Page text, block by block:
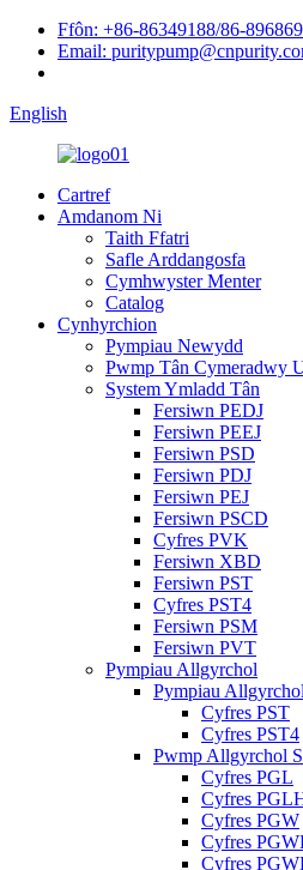
Ffôn: +86-86349188/86-
Email:
English
Cartref
Amdanom Ni
Taith Ffatri
Safle Arddangosfa
Cymhwyster Menter
Catalog
Cynhyrchion
Pympiau Newydd
Pwmp Tân Cymeradwy
System Ymladd Tân
Fersiwn PEDJ
Fersiwn PEEJ
Fersiwn PSD
Fersiwn PDJ
Fersiwn PEJ
Fersiwn PSCD
Cyfres PVK
Fersiwn XBD
Fersiwn PST
Cyfres PST4
Fersiwn PSM
Fersiwn PVT
Pympiau Allgyrchol
Pympiau
Cyfres PST
Cyfres PST4
Pwmp Allgyrchol
Cyfres PGL
Cyfres
Cyfres PGW
Cyfres
Cyfres